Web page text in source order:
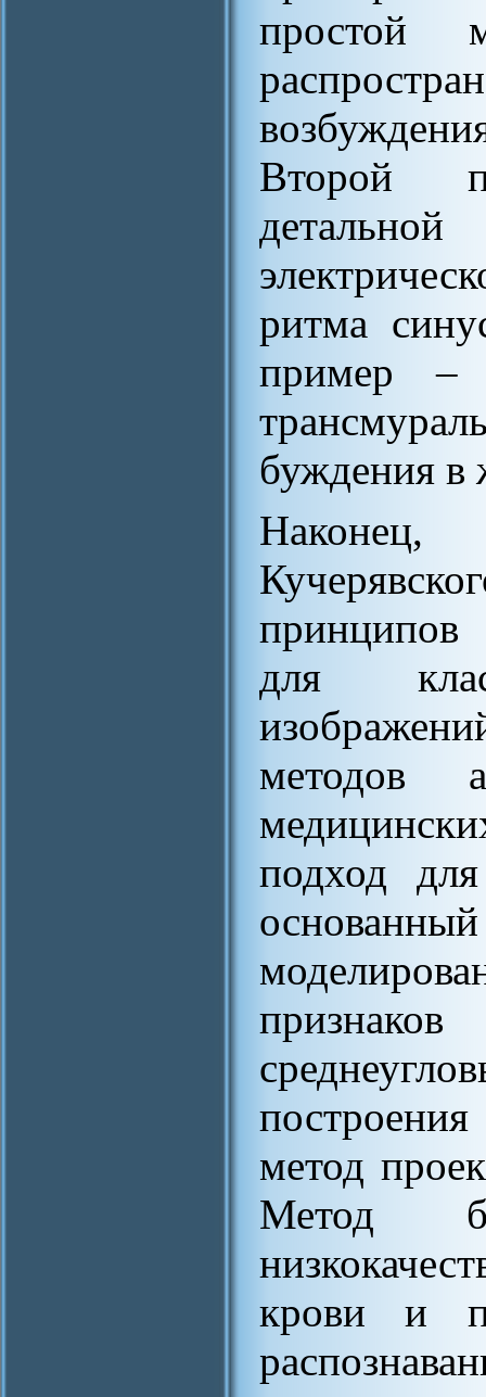
простой
Второй
ритма
пример –
буждения в
принципов
для
методов
подход
метод
Метод
крови и